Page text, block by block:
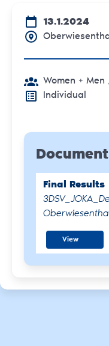
13.1.2024
Women + Men
Individual
Final Results
View